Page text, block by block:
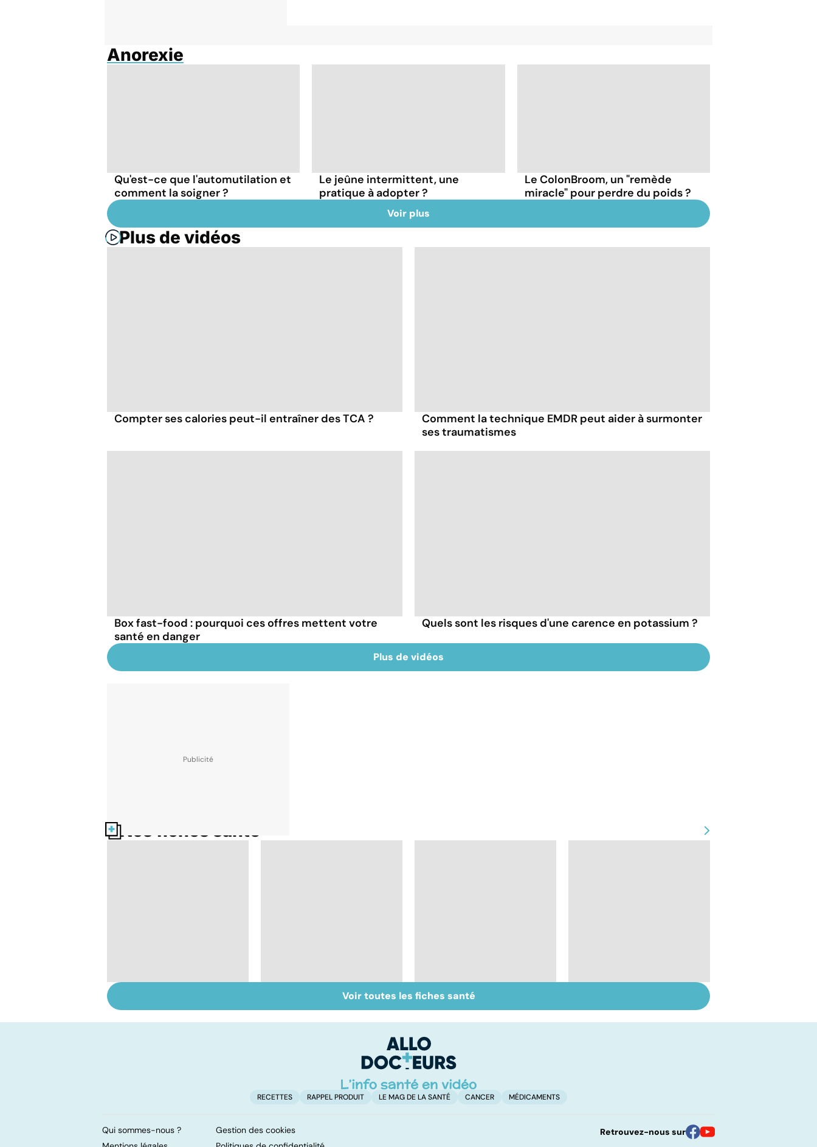
Anorexie
Qu'est-ce que l'automutilation et
comment la soigner ?
Le jeûne intermittent, une
pratique à adopter ?
Le ColonBroom, un "remède
miracle" pour perdre du poids ?
Voir plus
Plus de vidéos
Compter ses calories peut-il entraîner des TCA ?
Comment la technique EMDR peut aider à surmonter
ses traumatismes
Box fast-food : pourquoi ces offres mettent votre
santé en danger
Quels sont les risques d'une carence en potassium ?
Plus de vidéos
Nos fiches santé
cas de troubles du
Automutilation : des
ados en souffrance
Mieux comprendre la
schizophrénie
ses phobies
Voir toutes les fiches santé
RECETTES RAPPEL PRODUIT LE MAG DE LA SANTÉ CANCER MÉDICAMENTS
Qui sommes-nous ?
Gestion des cookies
Retrouvez-nous sur